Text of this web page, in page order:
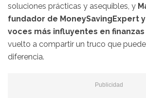
soluciones prácticas y asequibles, y
fundador de MoneySavingExpert
voces más influyentes en
vuelto a compartir un truco que
diferencia.